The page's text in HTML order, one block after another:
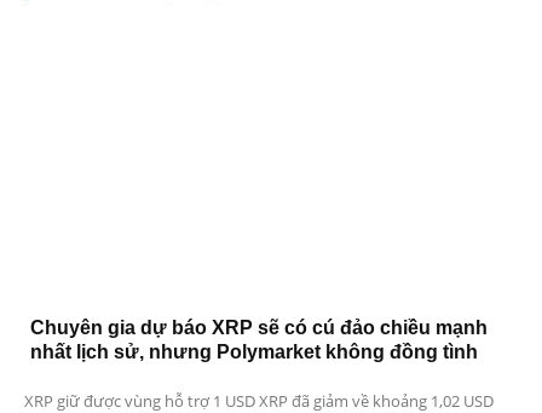
Chuyên gia dự báo XRP sẽ có cú đảo chiều mạnh
nhất lịch sử, nhưng Polymarket không đồng tình
XRP giữ được vùng hỗ trợ 1 USD XRP đã giảm về khoảng 1,02 USD